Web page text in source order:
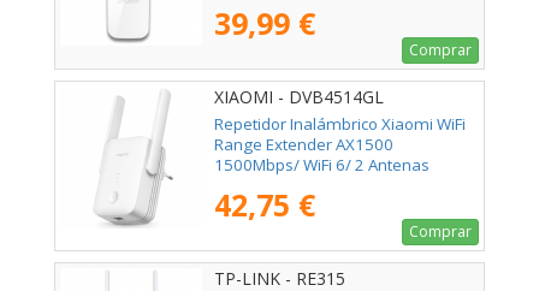
39,99 €
Comprar
XIAOMI - DVB4514GL
Repetidor Inalámbrico Xiaomi WiFi
Range Extender AX1500
1500Mbps/ WiFi 6/ 2 Antenas
42,75 €
Comprar
TP-LINK - RE315